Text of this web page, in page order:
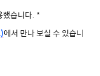
했습니다. *
)에서 만나 보실 수 있습니